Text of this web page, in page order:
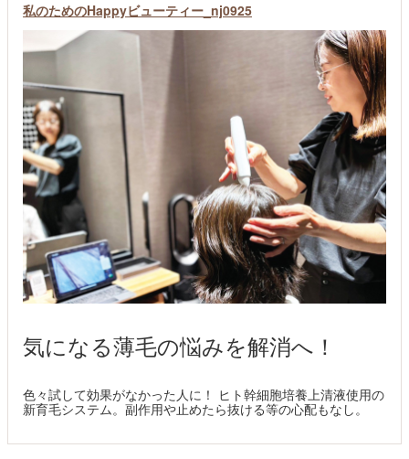
私のためのHappyビューティー_nj0925
気になる薄毛の悩みを解消へ！
色々試して効果がなかった人に！ ヒト幹細胞培養上清液使用の
新育毛システム。副作用や止めたら抜ける等の心配もなし。